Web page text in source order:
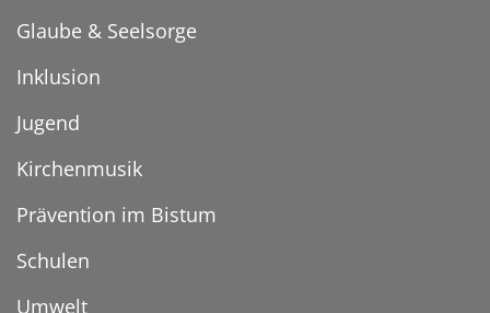
Glaube & Seelsorge
Inklusion
Jugend
Kirchenmusik
Prävention im Bistum
Schulen
Umwelt